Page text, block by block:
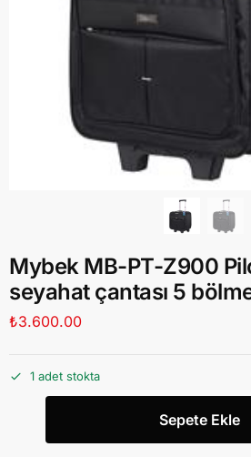
Mybek MB-PT-Z900
seyahat çantası 5
₺3.600.00
1 adet stokta
Sepete Ekle